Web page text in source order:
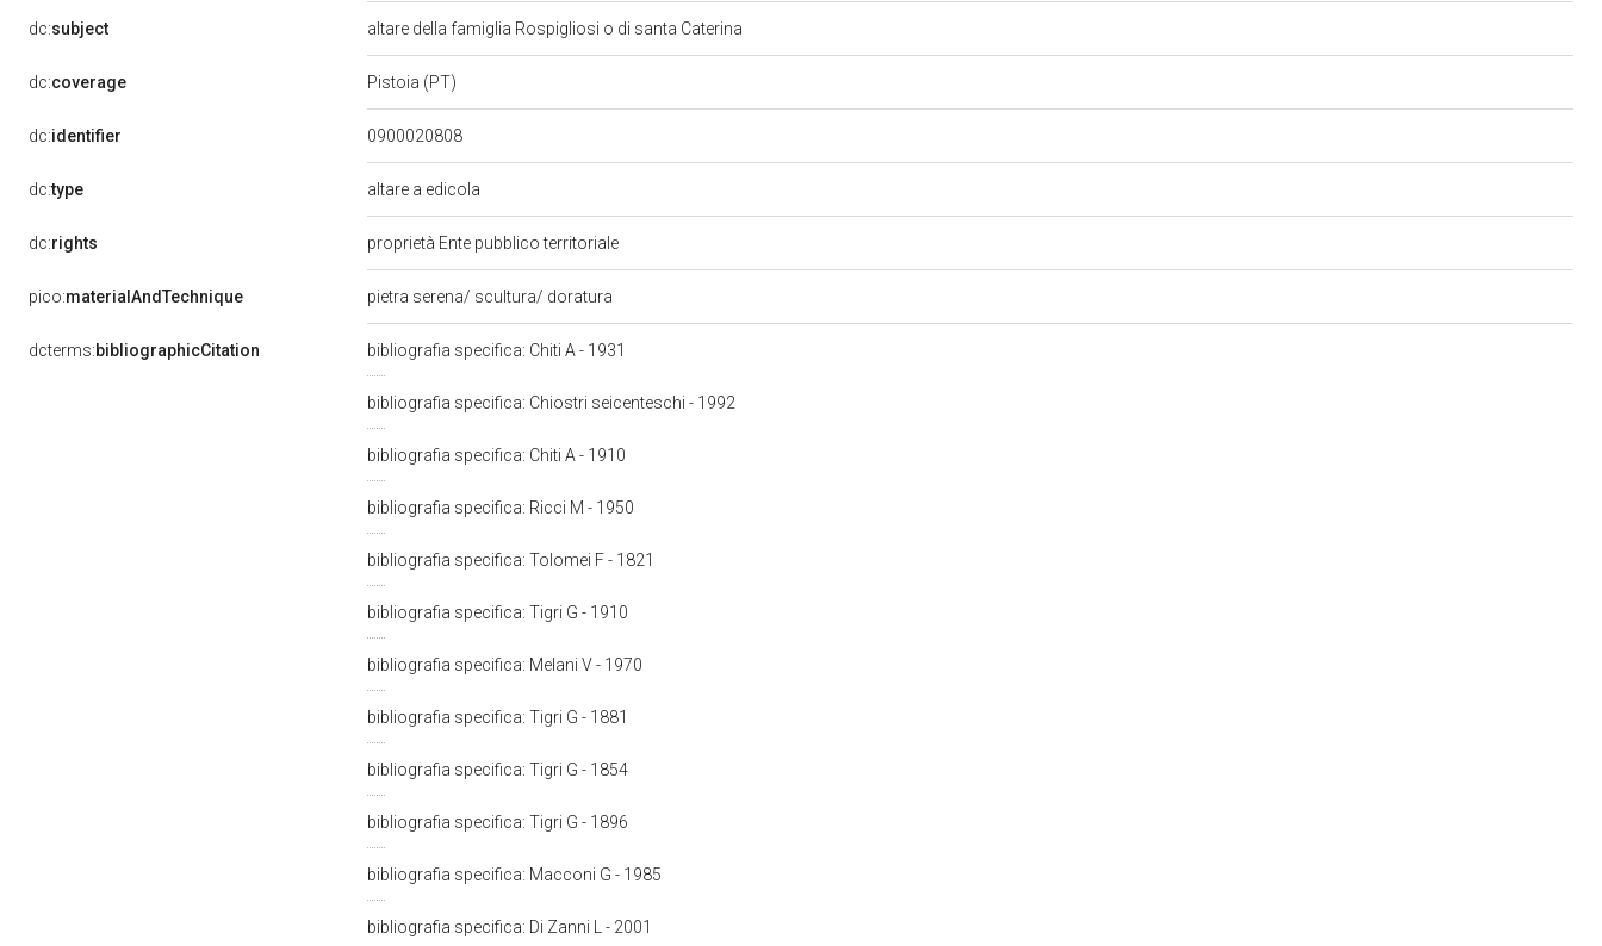
dc:subject altare della famiglia Rospigliosi o di santa Caterina
dc:coverage Pistoia (PT)
dc:identifier 0900020808
dc:type altare a edicola
dc:rights proprietà Ente pubblico territoriale
pico:materialAndTechnique pietra serena/ scultura/ doratura
dcterms:bibliographicCitation bibliografia specifica: Chiti A - 1931
bibliografia specifica: Chiostri seicenteschi - 1992
bibliografia specifica: Chiti A - 1910
bibliografia specifica: Ricci M - 1950
bibliografia specifica: Tolomei F - 1821
bibliografia specifica: Tigri G - 1910
bibliografia specifica: Melani V - 1970
bibliografia specifica: Tigri G - 1881
bibliografia specifica: Tigri G - 1854
bibliografia specifica: Tigri G - 1896
bibliografia specifica: Macconi G - 1985
bibliografia specifica: Di Zanni L - 2001